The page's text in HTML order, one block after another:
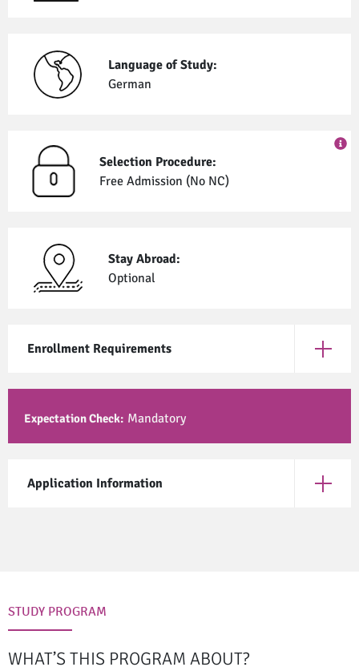
Language of Study:
German
Selection Procedure:
Free Admission (No NC)
Stay Abroad:
Optional
Enrollment Requirements
Open
Expectation Check: Mandatory
Application Information
Open
STUDY PROGRAM
WHAT’S THIS PROGRAM ABOUT?